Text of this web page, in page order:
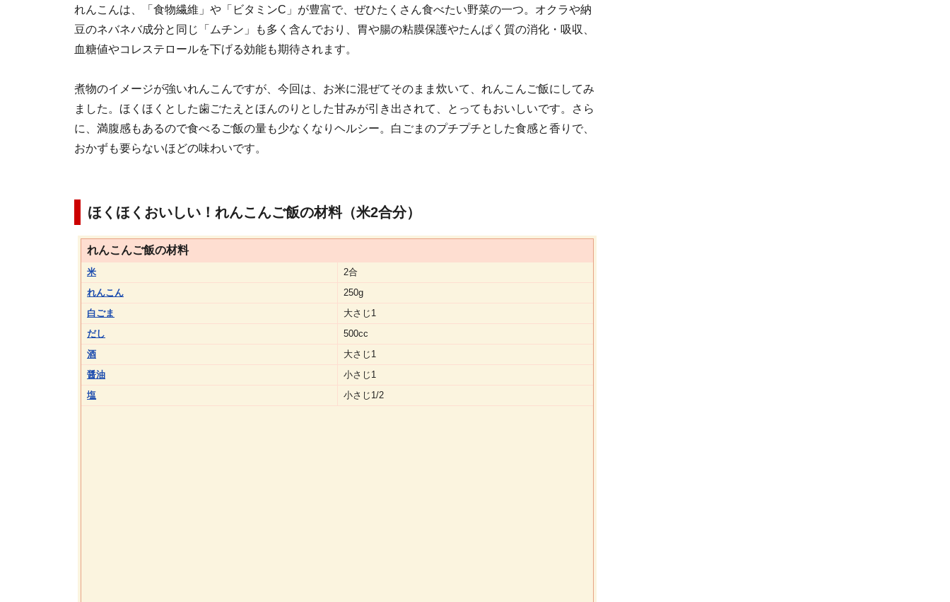
れんこんは、「食物繊維」や「ビタミンC」が豊富で、ぜひたくさん食べたい野菜の一つ。オクラや納
豆のネバネバ成分と同じ「ムチン」も多く含んでおり、胃や腸の粘膜保護やたんぱく質の消化・吸収、
血糖値やコレステロールを下げる効能も期待されます。
煮物のイメージが強いれんこんですが、今回は、お米に混ぜてそのまま炊いて、れんこんご飯にしてみ
ました。ほくほくとした歯ごたえとほんのりとした甘みが引き出されて、とってもおいしいです。さら
に、満腹感もあるので食べるご飯の量も少なくなりヘルシー。白ごまのプチプチとした食感と香りで、
おかずも要らないほどの味わいです。
ほくほくおいしい！れんこんご飯の材料（米2合分）
れんこんご飯の材料
米
2合
れんこん
250g
白ごま
大さじ1
だし
500cc
酒
大さじ1
醤油
小さじ1
塩
小さじ1/2